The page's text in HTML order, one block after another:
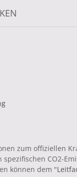
zum offiziellen
CO2-
können dem "